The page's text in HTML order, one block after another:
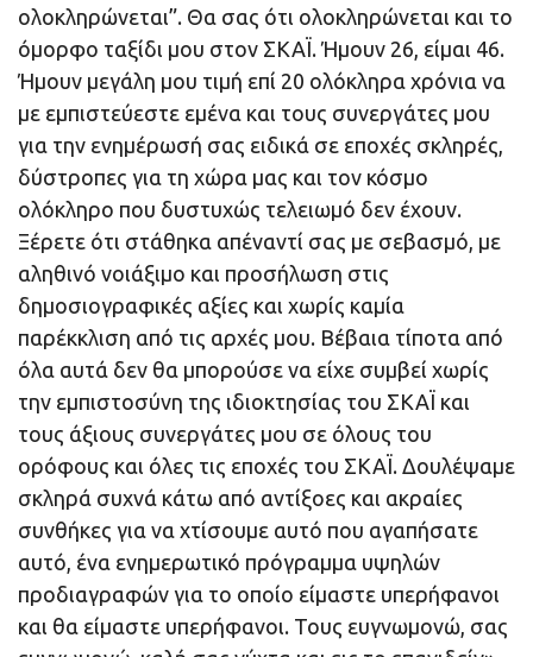
ολοκληρώνεται”. Θα σας ότι ολοκληρώνεται και το
όμορφο ταξίδι μου στον ΣΚΑΪ. Ήμουν 26, είμαι 46.
Ήμουν μεγάλη μου τιμή επί 20 ολόκληρα χρόνια να
με εμπιστεύεστε εμένα και τους συνεργάτες μου
για την ενημέρωσή σας ειδικά σε εποχές σκληρές,
δύστροπες για τη χώρα μας και τον κόσμο
ολόκληρο που δυστυχώς τελειωμό δεν έχουν.
Ξέρετε ότι στάθηκα απέναντί σας με σεβασμό, με
αληθινό νοιάξιμο και προσήλωση στις
δημοσιογραφικές αξίες και χωρίς καμία
παρέκκλιση από τις αρχές μου. Βέβαια τίποτα από
όλα αυτά δεν θα μπορούσε να είχε συμβεί χωρίς
την εμπιστοσύνη της ιδιοκτησίας του ΣΚΑΪ και
τους άξιους συνεργάτες μου σε όλους του
ορόφους και όλες τις εποχές του ΣΚΑΪ. Δουλέψαμε
σκληρά συχνά κάτω από αντίξοες και ακραίες
συνθήκες για να χτίσουμε αυτό που αγαπήσατε
αυτό, ένα ενημερωτικό πρόγραμμα υψηλών
προδιαγραφών για το οποίο είμαστε υπερήφανοι
και θα είμαστε υπερήφανοι. Τους ευγνωμονώ, σας